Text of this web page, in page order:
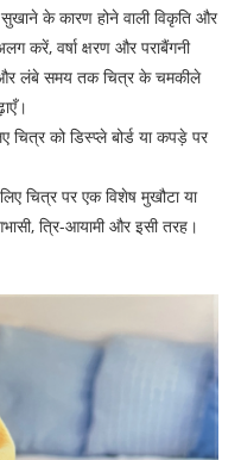
के कारण होने वाली विकृति और
करें, वर्षा क्षरण और पराबैंगनी
और लंबे समय तक चित्र के चमकीले
को डिस्प्ले बोर्ड या कपड़े पर
चित्र पर एक विशेष मुखौटा या
त्रि-आयामी और इसी तरह।